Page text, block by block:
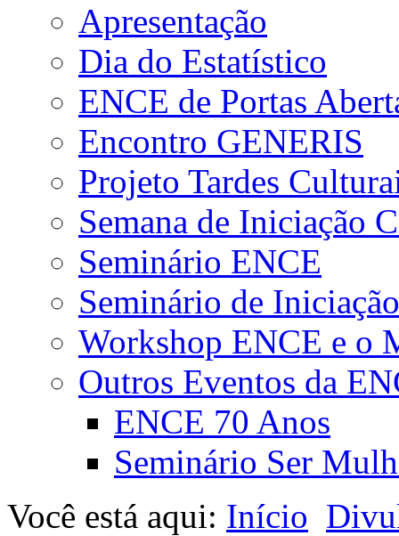
Apresentação
Dia do Estatístico
ENCE de Portas
Encontro GENERIS
Projeto Tardes
Semana de Iniciação
Seminário ENCE
Seminário de
Workshop ENCE e o
Outros Eventos da
ENCE 70 Anos
Seminário Ser
Você está aqui: Início